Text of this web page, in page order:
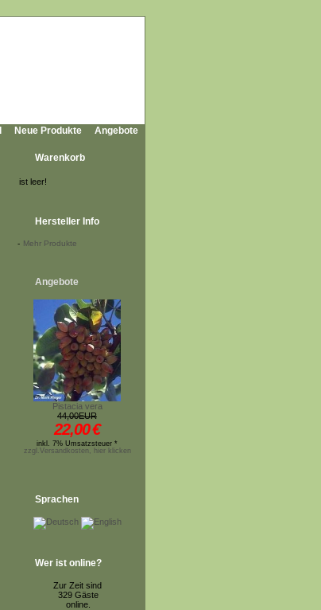
Neue Produkte Angebote
Warenkorb
ist leer!
Hersteller Info
- Mehr Produkte
Angebote
Pistacia vera
44,00EUR
22,00€
inkl. 7% Umsatzsteuer *
zzgl.Versandkosten, hier klicken
Sprachen
Wer ist online?
Zur Zeit sind
329 Gäste
online.